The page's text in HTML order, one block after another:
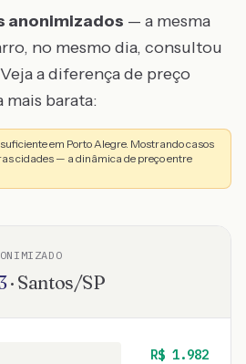
anonimizados — a mesma
no mesmo dia, consultou
a diferença de preço
mais barata:
em Porto Alegre. Mostrando casos
cidades — a dinâmica de preço entre
· Santos/SP
R$ 1.982